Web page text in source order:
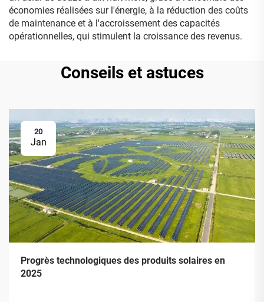
économies réalisées sur l'énergie, à la réduction des coûts
de maintenance et à l'accroissement des capacités
opérationnelles, qui stimulent la croissance des revenus.
Conseils et astuces
20
Jan
Progrès technologiques des produits solaires en
2025